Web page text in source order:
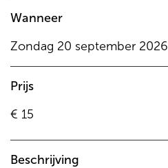
Wanneer
Zondag 20 september 2026
Prijs
€ 15
Beschrijving